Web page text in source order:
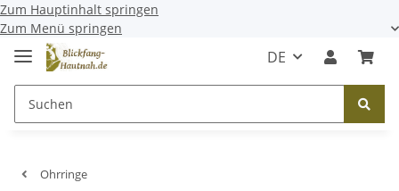
Zum Hauptinhalt springen
Zum Menü springen
DE
Ohrringe